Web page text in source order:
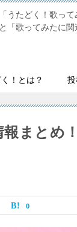
「うたどく！歌っ
と「歌ってみたに
！とは？
まとめ！
0